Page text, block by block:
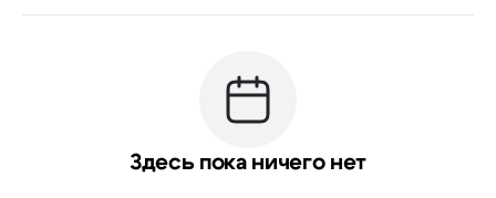
Здесь пока ничего нет